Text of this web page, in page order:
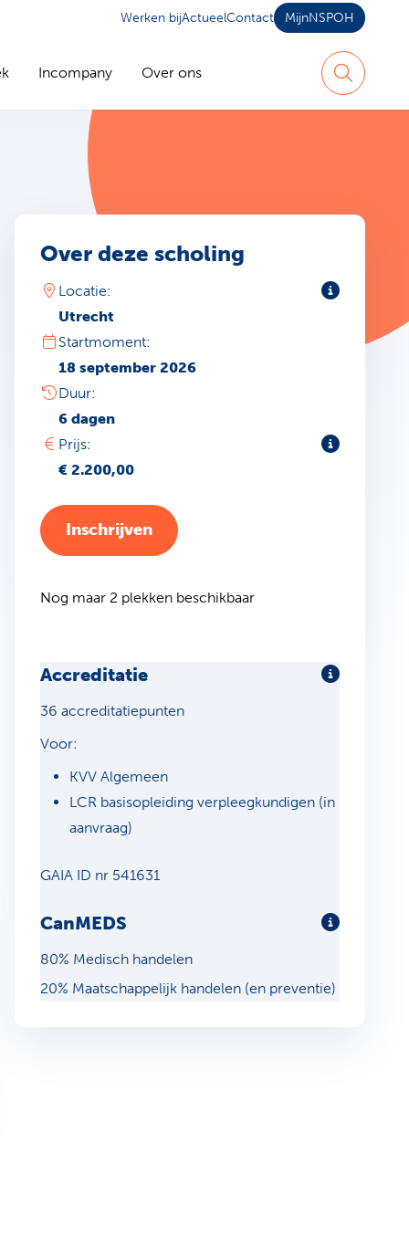
Werken bijActueelContact MijnNSPOH
Incompany Over ons
Zoeken
Over deze scholing
Locatie:
Utrecht
Startmoment:
18 september 2026
Duur:
6 dagen
Prijs:
€ 2.200,00
Inschrijven
Nog maar 2 plekken beschikbaar
Accreditatie Meer
36 accreditatiepunten
Voor:
KVV Algemeen
LCR basisopleiding verpleegkundigen (in
aanvraag)
GAIA ID nr 541631
CanMEDS Meer
80% Medisch handelen
20% Maatschappelijk handelen (en preventie)